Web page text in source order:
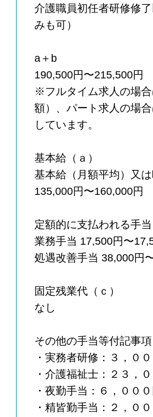
介護職員初任者研修修
みも可）
a＋b
190,500円〜215,500円
※フルタイム求人の場
額）、パート求人の場
しています。
基本給（ａ）
基本給（月額平均）又
135,000円〜160,000円
定額的に支払われる手当
業務手当 17,500円〜
処遇改善手当 38,000円
固定残業代（ｃ）
なし
その他の手当等付記事項
・実務者研修：３，０
・介護福祉士：２３，
・夜勤手当：６，００
・精皆勤手当：２，０